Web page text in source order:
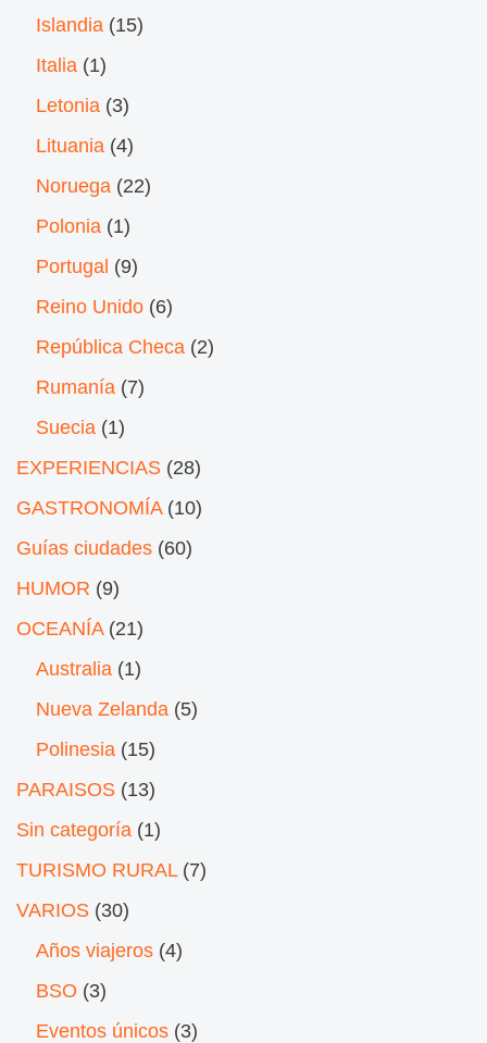
Islandia (15)
Italia (1)
Letonia (3)
Lituania (4)
Noruega (22)
Polonia (1)
Portugal (9)
Reino Unido (6)
República Checa (2)
Rumanía (7)
Suecia (1)
EXPERIENCIAS (28)
GASTRONOMÍA(10)
Guías ciudades (60)
HUMOR (9)
OCEANÍA(21)
Australia (1)
Nueva Zelanda (5)
Polinesia (15)
PARAISOS (13)
Sin categoría (1)
TURISMO RURAL(7)
VARIOS (30)
Años viajeros (4)
BSO (3)
Eventos únicos (3)